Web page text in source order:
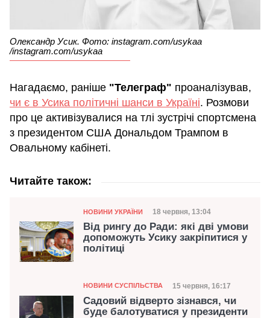
Олександр Усик. Фото: instagram.com/usykaa
/instagram.com/usykaa
Нагадаємо, раніше "Телеграф" проаналізував,
чи є в Усика політичні шанси в Україні. Розмови
про це активізувалися на тлі зустрічі спортсмена
з президентом США Дональдом Трампом в
Овальному кабінеті.
Читайте також:
Категорія
НОВИНИ УКРАЇНИ Дата публікації
18 червня, 13:04
Від рингу до Ради: які дві умови
допоможуть Усику закріпитися у
політиці
Категорія
НОВИНИ СУСПІЛЬСТВА Дата публікації
15 червня, 16:17
Садовий відверто зізнався, чи
буде балотуватися у президенти